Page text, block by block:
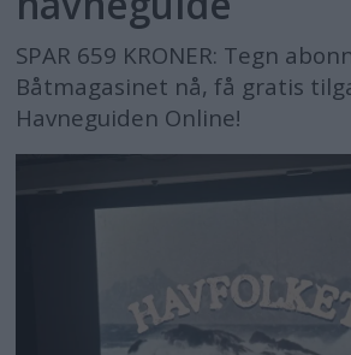
SPAR 659 KRONER: Tegn
Båtmagasinet nå, få gratis
Havneguiden Online!